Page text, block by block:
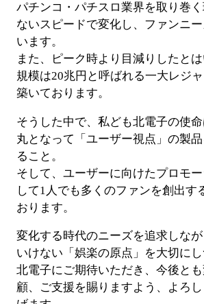
企業活動
SDGs
設定
お楽しみ機能
パチンコ・パチスロ業界を取り巻
ないスピードで変化し、ファンニ
います。
また、ピーク時より目減りしたと
規模は20兆円と呼ばれる一大レジ
築いております。
そうした中で、私ども北電子の使
丸となって「ユーザー視点」の製
ること。
そして、ユーザーに向けたプロモ
して1人でも多くのファンを創出す
おります。
変化する時代のニーズを追求しな
いけない「娯楽の原点」を大切に
北電子にご期待いただき、今後と
顧、ご支援を賜りますよう、よろ